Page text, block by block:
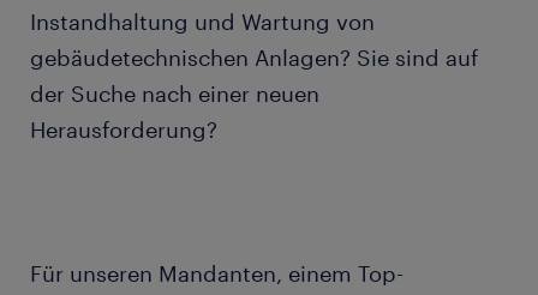
Instandhaltung und Wartung von
gebäudetechnischen Anlagen? Sie sind auf
der Suche nach einer neuen
Herausforderung?
Für unseren Mandanten, einem Top-